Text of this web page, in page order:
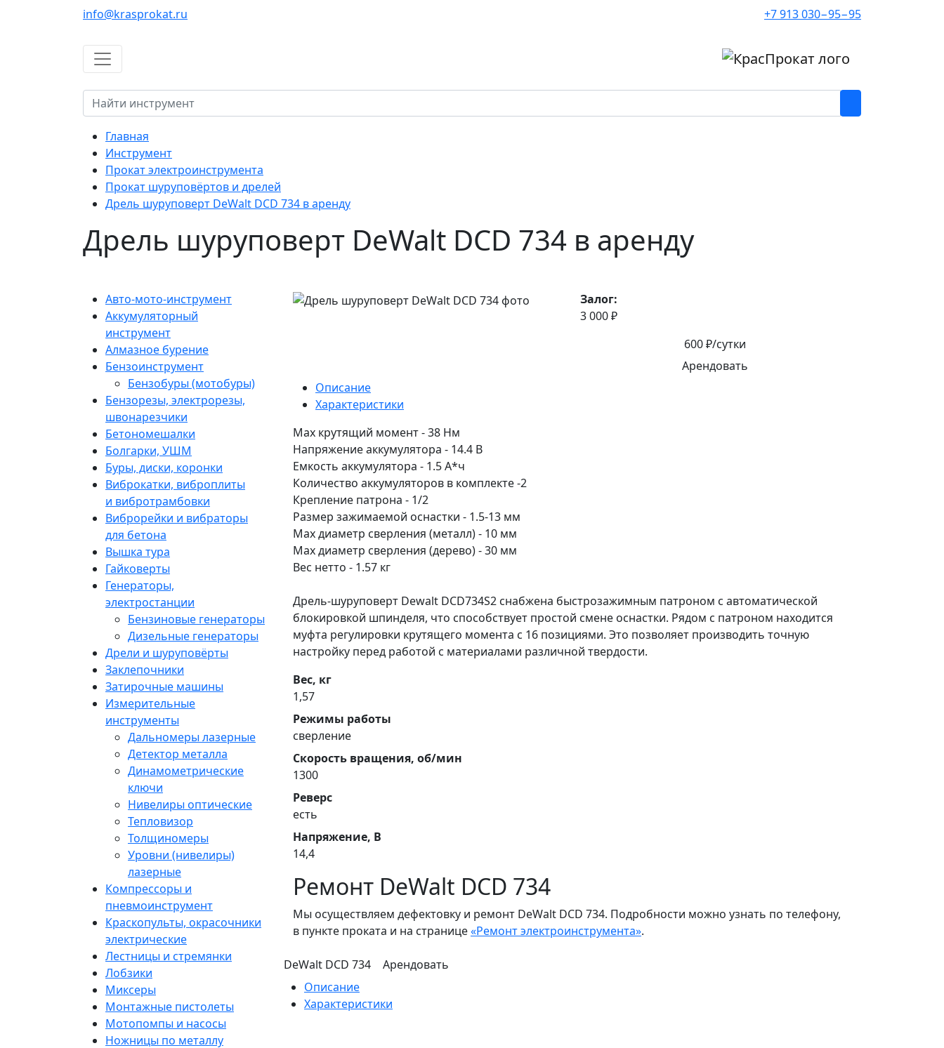
info@krasprokat.ru +7 913 030−95−95
Главная
Инструмент
Прокат электроинструмента
Прокат шуруповёртов и дрелей
Дрель шуруповерт DeWalt DCD 734 в аренду
Дрель шуруповерт DeWalt DCD 734 в аренду
Авто-мото-инструмент
Аккумуляторный
инструмент
Алмазное бурение
Бензоинструмент
Бензобуры (мотобуры)
Бензорезы, электрорезы,
швонарезчики
Бетономешалки
Болгарки, УШМ
Буры, диски, коронки
Виброкатки, виброплиты
и вибротрамбовки
Виброрейки и вибраторы
для бетона
Вышка тура
Гайковерты
Генераторы,
электростанции
Бензиновые генераторы
Дизельные генераторы
Дрели и шуруповёрты
Заклепочники
Затирочные машины
Измерительные
инструменты
Дальномеры лазерные
Детектор металла
Динамометрические
ключи
Нивелиры оптические
Тепловизор
Толщиномеры
Уровни (нивелиры)
лазерные
Компрессоры и
пневмоинструмент
Краскопульты, окрасочники
электрические
Лестницы и стремянки
Лобзики
Миксеры
Монтажные пистолеты
Мотопомпы и насосы
Ножницы по металлу
Залог:
3 000 ₽
600 ₽/сутки
Арендовать
Описание
Характеристики
Max крутящий момент - 38 Нм
Напряжение аккумулятора - 14.4 В
Емкость аккумулятора - 1.5 А*ч
Количество аккумуляторов в комплекте -2
Крепление патрона - 1/2
Размер зажимаемой оснастки - 1.5-13 мм
Max диаметр сверления (металл) - 10 мм
Мах диаметр сверления (дерево) - 30 мм
Вес нетто - 1.57 кг
Дрель-шуруповерт Dewalt DCD734S2 снабжена быстрозажимным патроном с автоматической
блокировкой шпинделя, что способствует простой смене оснастки. Рядом с патроном находится
муфта регулировки крутящего момента с 16 позициями. Это позволяет производить точную
настройку перед работой с материалами различной твердости.
Вес, кг
1,57
Режимы работы
сверление
Скорость вращения, об/мин
1300
Реверс
есть
Напряжение, В
14,4
Ремонт DeWalt DCD 734
Мы осуществляем дефектовку и ремонт DeWalt DCD 734. Подробности можно узнать по телефону,
в пункте проката и на странице«Ремонт электроинструмента».
DeWalt DCD 734
Арендовать
Описание
Характеристики